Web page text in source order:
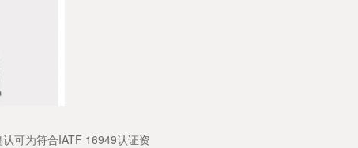
可为符合IATF 16949认证资